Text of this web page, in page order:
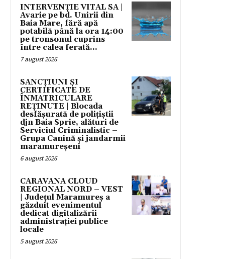
INTERVENȚIE VITAL SA |
Avarie pe bd. Unirii din
Baia Mare, fără apă
potabilă până la ora 14:00
pe tronsonul cuprins
între calea ferată...
7 august 2026
SANCȚIUNI ȘI
CERTIFICATE DE
ÎNMATRICULARE
REȚINUTE | Blocada
desfășurată de polițiștii
djn Baia Sprie, alături de
Serviciul Criminalistic –
Grupa Canină și jandarmii
maramureșeni
6 august 2026
CARAVANA CLOUD
REGIONAL NORD – VEST
| Județul Maramureș a
găzduit evenimentul
dedicat digitalizării
administrației publice
locale
5 august 2026